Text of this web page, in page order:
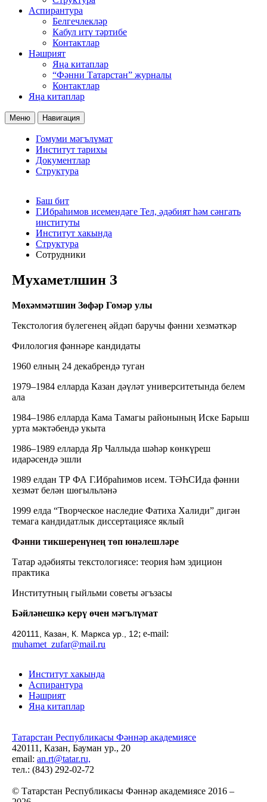
Аспирантура
Белгечлекләр
Кабул итү тәртибе
Контактлар
Нәшрият
Яңа китаплар
“Фәнни Татарстан” журналы
Контактлар
Яңа китаплар
Меню Навигация
Гомуми мәгълүмат
Институт тарихы
Документлар
Структура
Баш бит
Г.Ибраһимов исемендәге Тел, әдәбият һәм сәнгать
институты
Институт хакында
Структура
Сотрудники
Мухаметлшин З
Мөхәммәтшин Зөфәр Гомәр улы
Текстология бүлегенең әйдәп баручы фәнни хезмәткәр
Филология фәннәре кандидаты
1960 елның 24 декабрендә туган
1979–1984 елларда Казан дәүләт университетында белем
ала
1984–1986 елларда Кама Тамагы районының Иске Барыш
урта мәктәбендә укыта
1986–1989 елларда Яр Чаллыда шәһәр көнкүреш
идарәсендә эшли
1989 елдан ТР ФА Г.Ибраһимов исем. ТӘҺСИда фәнни
хезмәт белән шөгыльләнә
1999 елда “Творческое наследие Фатиха Халиди” дигән
темага кандидатлык диссертациясе яклый
Фәнни тикшеренүнең төп юнәлешләре
Татар әдәбияты текстологиясе: теория һәм эдицион
практика
Институтның гыйльми советы әгъзасы
Бәйләнешкә керү өчен мәгълүмат
420111, Казан, К. Маркса ур., 12; e-mail:
muhamet zufar@mail.ru
Институт хакында
Аспирантура
Нәшрият
Яңа китаплар
Татарстан Республикасы Фәннәр академиясе
420111, Казан, Бауман ур., 20
email: an.rt@tatar.ru,
тел.: (843) 292-02-72
© Татарстан Республикасы Фәннәр академиясе 2016 –